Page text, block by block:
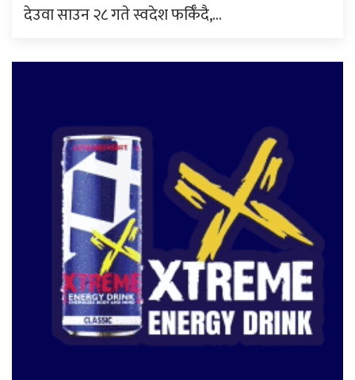
देउवा साउन २८ गते स्वदेश फर्किँदै,…